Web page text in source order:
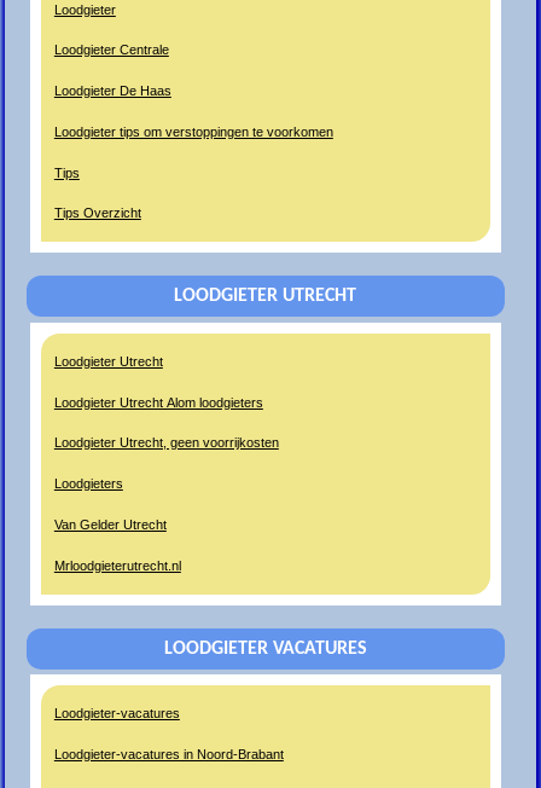
Loodgieter
Loodgieter Centrale
Loodgieter De Haas
Loodgieter tips om verstoppingen te voorkomen
Tips
Tips Overzicht
LOODGIETER UTRECHT
Loodgieter Utrecht
Loodgieter Utrecht Alom loodgieters
Loodgieter Utrecht, geen voorrijkosten
Loodgieters
Van Gelder Utrecht
Mrloodgieterutrecht.nl
LOODGIETER VACATURES
Loodgieter-vacatures
Loodgieter-vacatures in Noord-Brabant